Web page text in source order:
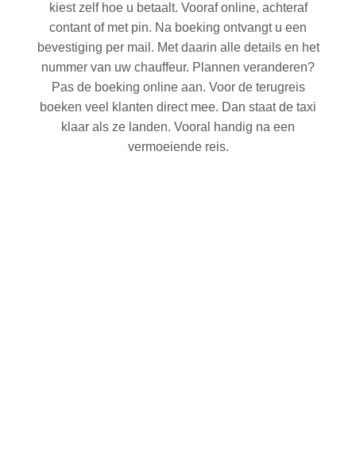
kiest zelf hoe u betaalt. Vooraf online, achteraf
contant of met pin. Na boeking ontvangt u een
bevestiging per mail. Met daarin alle details en het
nummer van uw chauffeur. Plannen veranderen?
Pas de boeking online aan. Voor de terugreis
boeken veel klanten direct mee. Dan staat de taxi
klaar als ze landen. Vooral handig na een
vermoeiende reis.